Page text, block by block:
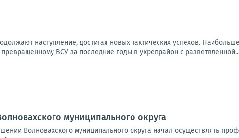
наступление, достигая новых тактических успехов.
ВСУ за последние годы в укрепрайон с разветвленной...
муниципального округа
Волновахского муниципального округа начал осуществлять